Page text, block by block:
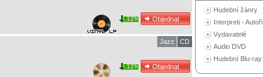
12%
CD
Jazz
12%
Hudební žánry
Interpreti - Autoři
Vydavatelé
Audio DVD
Hudební Blu-ray